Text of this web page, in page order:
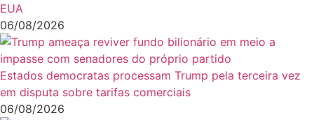
EUA
06/08/2026
Estados democratas processam Trump pela terceira vez
em disputa sobre tarifas comerciais
06/08/2026